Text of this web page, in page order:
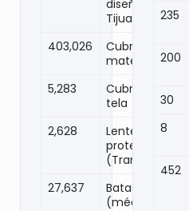
diseño Apoyo a
Tijuana
403,026
Cubrebocas
material fieltro
5,283
Cubrebocas
tela
2,628
Lentes
protector
(Transparente)
27,637
Batas
(médicas,
235
200
30
8
452